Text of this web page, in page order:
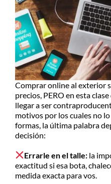
Comprar online al exterior
precios, PERO en esta
llegar a ser
motivos por los cuales no
formas, la última palabra
decisión:
Errarle en el talle: la
exactitud si esa bota,
medida exacta para vos.